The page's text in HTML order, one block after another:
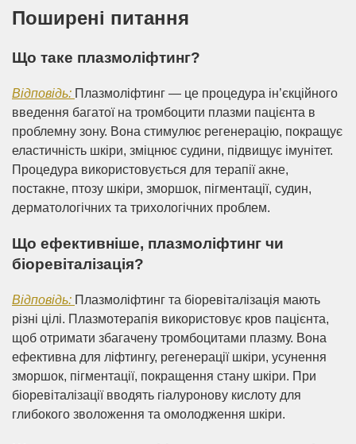
Поширені питання
Що таке плазмоліфтинг?
Відповідь: Плазмоліфтинг — це процедура ін’єкційного
введення багатої на тромбоцити плазми пацієнта в
проблемну зону. Вона стимулює регенерацію, покращує
еластичність шкіри, зміцнює судини, підвищує імунітет.
Процедура використовується для терапії акне,
постакне, птозу шкіри, зморшок, пігментації, судин,
дерматологічних та трихологічних проблем.
Що ефективніше, плазмоліфтинг чи
біоревіталізація?
Відповідь: Плазмоліфтинг та біоревіталізація мають
різні цілі. Плазмотерапія використовує кров пацієнта,
щоб отримати збагачену тромбоцитами плазму. Вона
ефективна для ліфтингу, регенерації шкіри, усунення
зморшок, пігментації, покращення стану шкіри. При
біоревіталізації вводять гіалуронову кислоту для
глибокого зволоження та омолодження шкіри.